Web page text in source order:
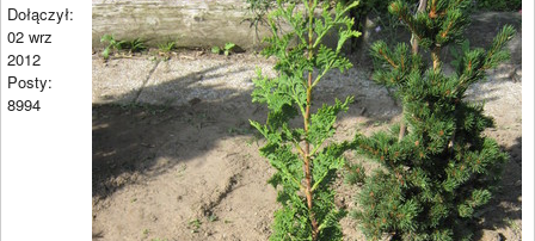
Dołączył:
02 wrz
2012
Posty:
8994